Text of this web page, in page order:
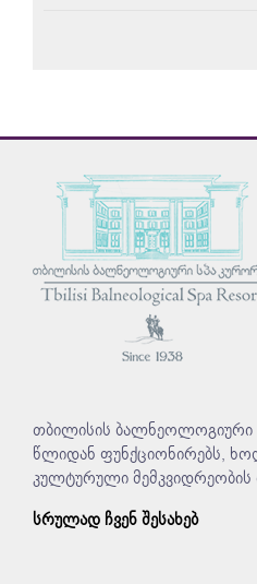
თბილისის ბალნეოლოგიური
წლიდან ფუნქციონირებს,
კულტურული მემკვიდრეობის
სრულად ჩვენ შესახებ